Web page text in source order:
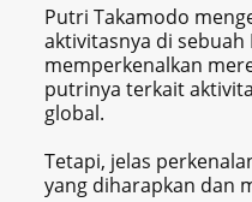
Putri Takamodo
aktivitasnya di sebuah
memperkenalkan
putrinya terkait
global.
Tetapi, jelas
yang diharapkan dan